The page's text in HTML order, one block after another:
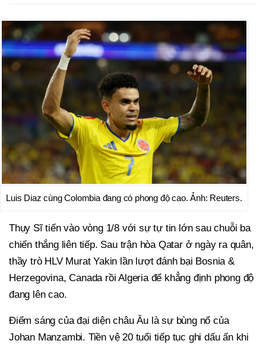
Luis Diaz cùng Colombia đang có phong độ cao. Ảnh: Reuters.
Thụy Sĩ tiến vào vòng 1/8 với sự tự tin lớn sau chuỗi ba
chiến thắng liên tiếp. Sau trận hòa Qatar ở ngày ra quân,
thầy trò HLV Murat Yakin lần lượt đánh bại Bosnia &
Herzegovina, Canada rồi Algeria để khẳng định phong độ
đang lên cao.
Điểm sáng của đại diện châu Âu là sự bùng nổ của
Johan Manzambi. Tiền vệ 20 tuổi tiếp tục ghi dấu ấn khi